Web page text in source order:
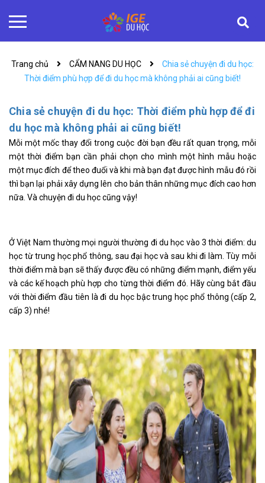
Trang chủ CẨM NANG DU HỌC
Chia sẻ chuyện đi du học:
Thời điểm phù hợp để đi du học mà không phải ai cũng biết!
Chia sẻ chuyện đi du học: Thời điểm phù hợp để đi
du học mà không phải ai cũng biết!
Mỗi một mốc thay đổi trong cuộc đời bạn đều rất quan trọng, mỗi
một thời điểm bạn cần phải chọn cho mình một hình mẫu hoặc
một mục đích để theo đuổi và khi mà bạn đạt được hình mẫu đó rồi
thì bạn lại phải xây dựng lên cho bản thân những mục đích cao hơn
nữa. Và chuyện đi du học cũng vậy!
Ở Việt Nam thường mọi người thường đi du học vào 3 thời điểm: du
học từ trung học phổ thông, sau đại học và sau khi đi làm. Tùy mỗi
thời điểm mà bạn sẽ thấy được đều có những điểm mạnh, điểm yếu
và các kế hoạch phù hợp cho từng thời điểm đó. Hãy cùng bắt đầu
với thời điểm đầu tiên là đi du học bậc trung học phổ thông (cấp 2,
cấp 3) nhé!